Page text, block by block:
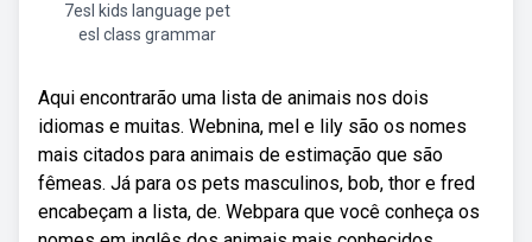
7esl kids language pet
esl class grammar
Aqui encontrarão uma lista de animais nos dois
idiomas e muitas. Webnina, mel e lily são os nomes
mais citados para animais de estimação que são
fêmeas. Já para os pets masculinos, bob, thor e fred
encabeçam a lista, de. Webpara que você conheça os